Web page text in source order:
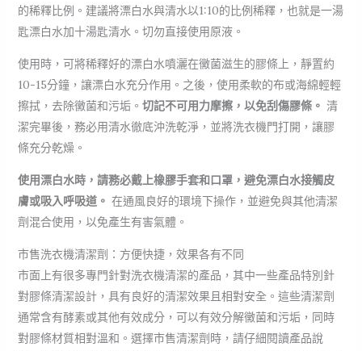
的稀釋比例。建議將漂白水與清水以1:10的比例稀釋，也就是一湯
匙漂白水加十湯匙清水。切勿直接使用原液。
使用時，可將稀釋好的漂白水噴灑在黴菌滋生的膠條上，靜置約
10-15分鐘，讓漂白水充分作用。之後，使用柔軟的布或海綿輕輕
擦拭，去除黴菌和污垢。 切記不可用力摩擦，以免刮傷膠條。 清
潔完畢後，務必用清水徹底沖洗乾淨，並將洗衣機門打開，讓膠
條充分乾燥。
使用漂白水時，請務必戴上橡膠手套和口罩，避免漂白水接觸皮
膚或吸入呼吸道。 在通風良好的環境下操作，並避免與其他清潔
劑混合使用，以免產生有害氣體。
市售洗衣機清潔劑：方便快捷，效果各有不同
市面上有很多專門針對洗衣機清潔的產品，其中一些產品特別針
對膠條清潔設計，具有良好的清潔效果且相對安全。這些清潔劑
通常含有酵素或其他有效成分，可以有效分解黴菌和污垢，同時
對膠條材質相對溫和。選擇市售清潔劑時，請仔細閱讀產品說